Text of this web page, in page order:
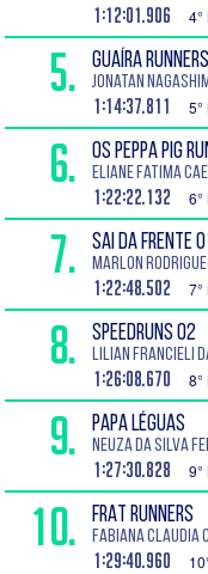
1:12:01.906 4°
5. GUAÍRA
Jonatan
1:14:37.811 5°
6. OS PEPPA PIG
Eliane Fatima
1:22:22.132 6°
7. SAI DA FRENTE
Marlon
1:22:48.502 7°
8. SPEEDRUNS 02
Lilian Francieli
1:26:08.670 8°
9. PAPA LÉGUAS
Neuza da Silva
1:27:30.828 9°
10. FRAT RUNNERS
Fabiana Claudia
1:29:40.960